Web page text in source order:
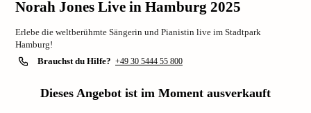
Norah Jones Live in Hamburg 2025
Erlebe die weltberühmte Sängerin und Pianistin live im Stadtpark
Hamburg!
Brauchst du Hilfe? +49 30 5444 55 800
Dieses Angebot ist im Moment ausverkauft